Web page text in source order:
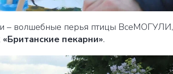
– волшебные перья птицы ВсеМОГУЛИ,
пекарни».